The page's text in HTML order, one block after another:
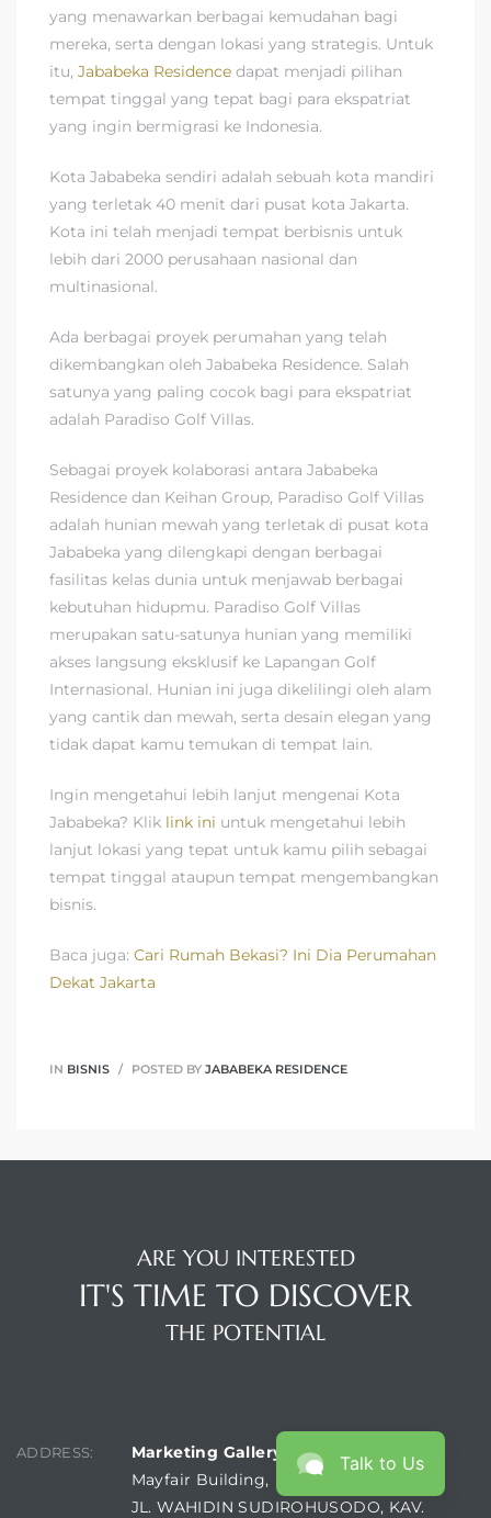
yang menawarkan berbagai kemudahan bagi
mereka, serta dengan lokasi yang strategis. Untuk
itu, Jababeka Residence dapat menjadi pilihan
tempat tinggal yang tepat bagi para ekspatriat
yang ingin bermigrasi ke Indonesia.
Kota Jababeka sendiri adalah sebuah kota mandiri
yang terletak 40 menit dari pusat kota Jakarta.
Kota ini telah menjadi tempat berbisnis untuk
lebih dari 2000 perusahaan nasional dan
multinasional.
Ada berbagai proyek perumahan yang telah
dikembangkan oleh Jababeka Residence. Salah
satunya yang paling cocok bagi para ekspatriat
adalah Paradiso Golf Villas.
Sebagai proyek kolaborasi antara Jababeka
Residence dan Keihan Group, Paradiso Golf Villas
adalah hunian mewah yang terletak di pusat kota
Jababeka yang dilengkapi dengan berbagai
fasilitas kelas dunia untuk menjawab berbagai
kebutuhan hidupmu. Paradiso Golf Villas
merupakan satu-satunya hunian yang memiliki
akses langsung eksklusif ke Lapangan Golf
Internasional. Hunian ini juga dikelilingi oleh alam
yang cantik dan mewah, serta desain elegan yang
tidak dapat kamu temukan di tempat lain.
Ingin mengetahui lebih lanjut mengenai Kota
Jababeka? Klik link ini untuk mengetahui lebih
lanjut lokasi yang tepat untuk kamu pilih sebagai
tempat tinggal ataupun tempat mengembangkan
bisnis.
Baca juga: Cari Rumah Bekasi? Ini Dia Perumahan
Dekat Jakarta
IN BISNIS POSTED BY JABABEKA RESIDENCE
ARE YOU INTERESTED
IT'S TIME TO DISCOVER
THE POTENTIAL
ADDRESS:
Marketing Gallery :
Mayfair Building,
JL. WAHIDIN SUDIROHUSODO, KAV.
Talk to Us